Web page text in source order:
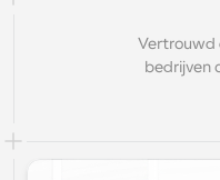
Vertrouwd
bedrijven